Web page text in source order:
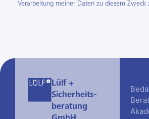
Verarbeitung meiner Daten zu diesem Zweck
Lülf +
Sicherheits­
beratung